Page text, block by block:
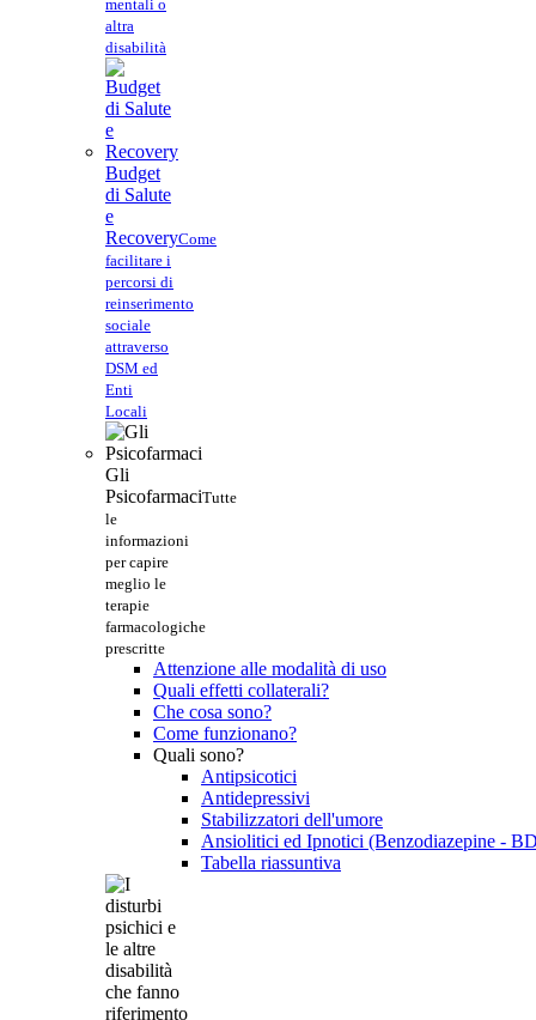
mentali o
altra
disabilità
Budget
di Salute
e
RecoveryCome
facilitare i
percorsi di
reinserimento
sociale
attraverso
DSM ed
Enti
Locali
Gli
PsicofarmaciTutte
le
informazioni
per capire
meglio le
terapie
farmacologiche
prescritte
Attenzione alle modalità di uso
Quali effetti collaterali?
Che cosa sono?
Come funzionano?
Quali sono?
Antipsicotici
Antidepressivi
Stabilizzatori dell'umore
Ansiolitici ed Ipnotici (Benzodiazepine -
Tabella riassuntiva